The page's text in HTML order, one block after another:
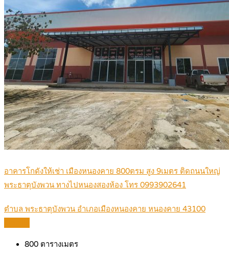
อาคารโกดังให้เช่า เมืองหนองคาย 800ตรม สูง 9เมตร ติดถนนใหญ่
พระธาตุบังพวน ทางไปหนองสองห้อง โทร 0993902641
ตำบล พระธาตุบังพวน อำเภอเมืองหนองคาย หนองคาย 43100
800 ตารางเมตร